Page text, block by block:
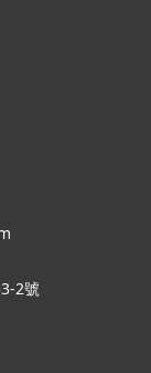
2號